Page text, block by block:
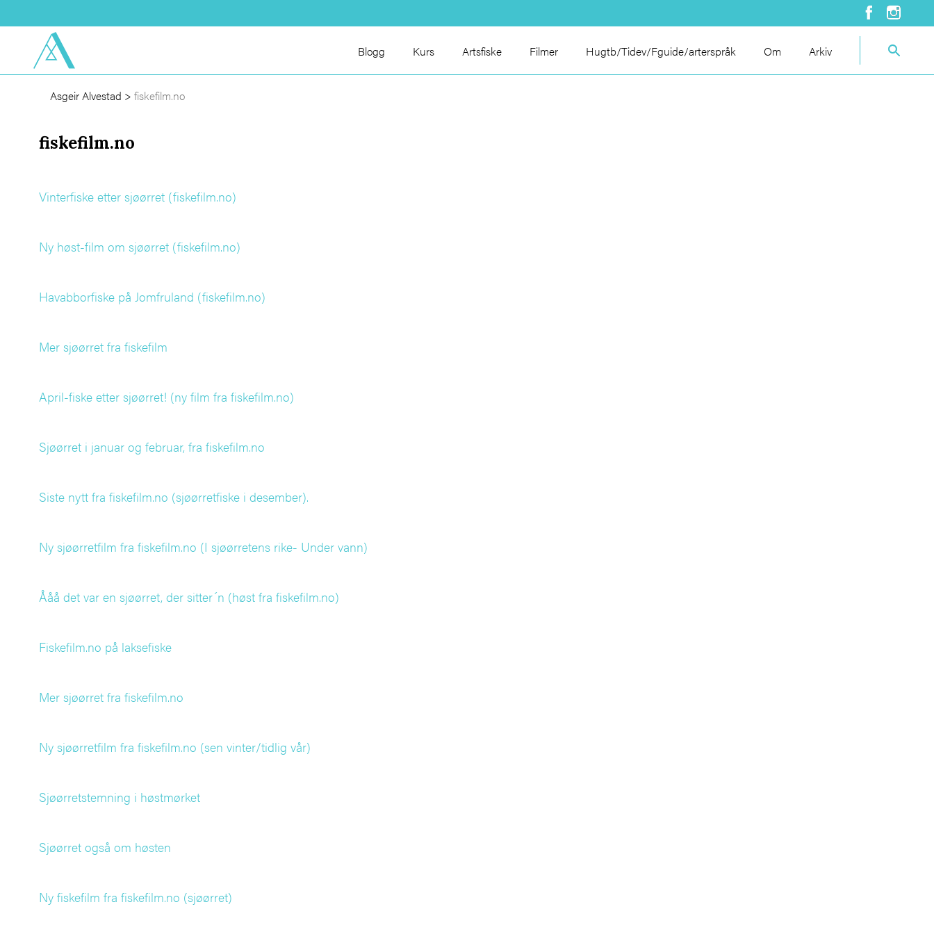
Blogg Kurs Artsfiske Filmer Hugtb/Tidev/Fguide/arterspråk Om Arkiv
Asgeir Alvestad > fiskefilm.no
fiskefilm.no
Vinterfiske etter sjøørret (fiskefilm.no)
Ny høst-film om sjøørret (fiskefilm.no)
Havabborfiske på Jomfruland (fiskefilm.no)
Mer sjøørret fra fiskefilm
April-fiske etter sjøørret! (ny film fra fiskefilm.no)
Sjøørret i januar og februar, fra fiskefilm.no
Siste nytt fra fiskefilm.no (sjøørretfiske i desember).
Ny sjøørretfilm fra fiskefilm.no (I sjøørretens rike- Under vann)
Ååå det var en sjøørret, der sitter´n (høst fra fiskefilm.no)
Fiskefilm.no på laksefiske
Mer sjøørret fra fiskefilm.no
Ny sjøørretfilm fra fiskefilm.no (sen vinter/tidlig vår)
Sjøørretstemning i høstmørket
Sjøørret også om høsten
Ny fiskefilm fra fiskefilm.no (sjøørret)